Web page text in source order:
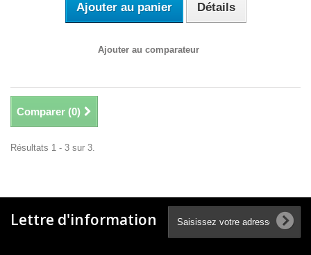
Ajouter au panier Détails
Ajouter au comparateur
Comparer (0)
Résultats 1 - 3 sur 3.
Lettre d'information